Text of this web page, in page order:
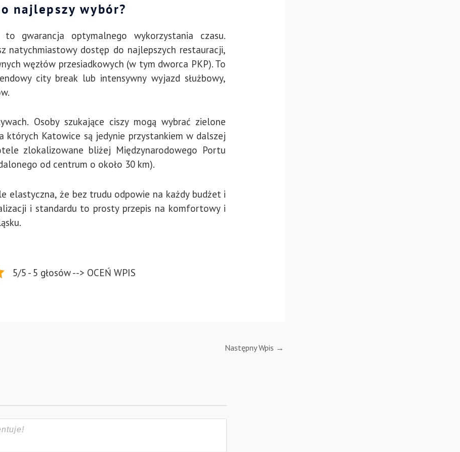
najlepszy wybór?
gwarancja optymalnego wykorzystania czasu.
natychmiastowy dostęp do najlepszych restauracji,
węzłów przesiadkowych (w tym dworca PKP). To
city break lub intensywny wyjazd służbowy,
Osoby szukające ciszy mogą wybrać zielone
których Katowice są jedynie przystankiem w dalszej
zlokalizowane bliżej Międzynarodowego Portu
od centrum o około 30 km).
elastyczna, że bez trudu odpowie na każdy budżet i
i standardu to prosty przepis na komfortowy i
5/5 - 5 głosów --> OCEŃ WPIS
Następny Wpis →